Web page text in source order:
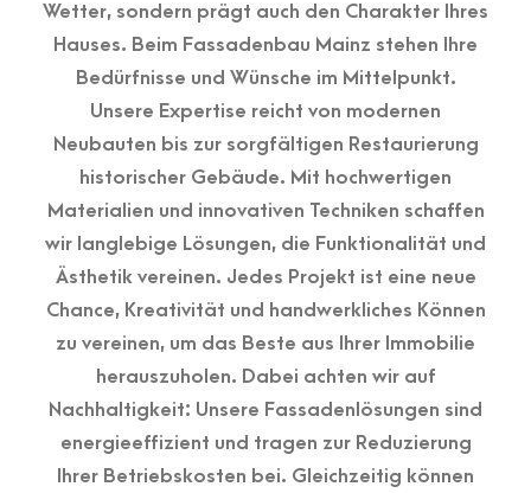
Wetter, sondern prägt auch den Charakter Ihres
Hauses. Beim Fassadenbau Mainz stehen Ihre
Bedürfnisse und Wünsche im Mittelpunkt.
Unsere Expertise reicht von modernen
Neubauten bis zur sorgfältigen Restaurierung
historischer Gebäude. Mit hochwertigen
Materialien und innovativen Techniken schaffen
wir langlebige Lösungen, die Funktionalität und
Ästhetik vereinen. Jedes Projekt ist eine neue
Chance, Kreativität und handwerkliches Können
zu vereinen, um das Beste aus Ihrer Immobilie
herauszuholen. Dabei achten wir auf
Nachhaltigkeit: Unsere Fassadenlösungen sind
energieeffizient und tragen zur Reduzierung
Ihrer Betriebskosten bei. Gleichzeitig können